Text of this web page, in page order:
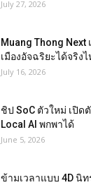
July 27, 2026
Muang Thong
เมืองอัจฉริยะได้จริงไ
July 16, 2026
ชิป SoC ตัวใหม่ เปิด
Local AI พกพาได้
June 5, 2026
ข้ามเวลาแบบ 4D นิ